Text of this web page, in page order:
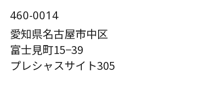
460-0014
愛知県名古屋市中区
富士見町15−39
プレシャスサイト305